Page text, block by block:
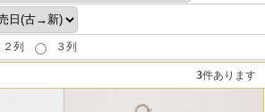
２列 ３列
3件あります